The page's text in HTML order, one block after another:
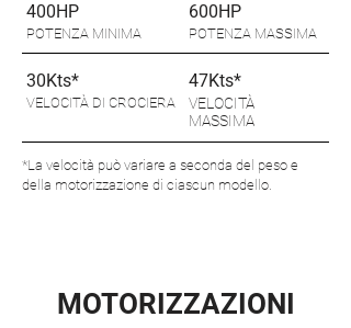
400HP
POTENZA MINIMA
600HP
POTENZA MASSIMA
30Kts*
VELOCITÀ DI CROCIERA
47Kts*
VELOCITÀ
MASSIMA
*La velocità può variare a seconda del peso e
della motorizzazione di ciascun modello.
MOTORIZZAZIONI